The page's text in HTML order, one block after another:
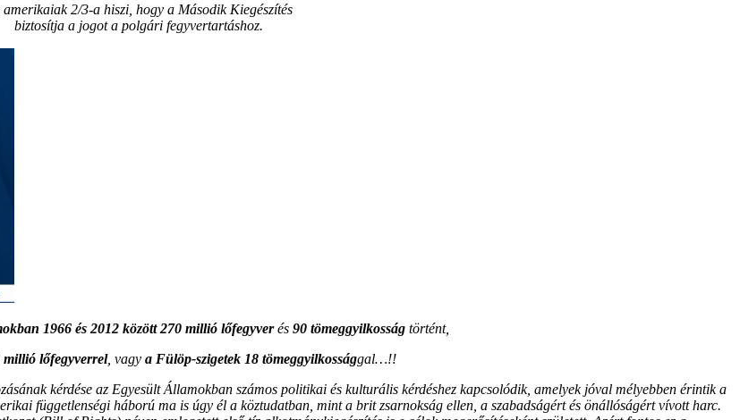
amerikaiak 2/3-a hiszi, hogy a Második Kiegészítés
biztosítja a jogot a polgári fegyvertartáshoz.
1966 és 2012 között 270 millió lőfegyverés 90 tömeggyilkosság történt,
lőfegyverrel, vagy a Fülöp-szigetek 18 tömeggyilkossággal…!!
kérdése az Egyesült Államokban számos politikai és kulturális kérdéshez kapcsolódik, amelyek jóval mélyebben érintik a
függetlenségi háború ma is úgy él a köztudatban, mint a brit zsarnokság ellen, a szabadságért és önállóságért vívott harc.